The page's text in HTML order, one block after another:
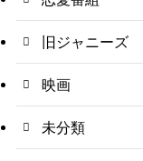
旧ジャニーズ
映画
未分類